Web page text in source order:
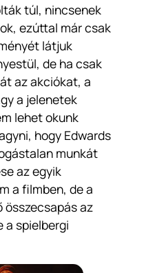
túl, nincsenek
ezúttal már csak
látjuk
de ha csak
az akciókat, a
a jelenetek
lehet okunk
hogy Edwards
munkát
az egyik
a filmben, de a
összecsapás az
a spielbergi